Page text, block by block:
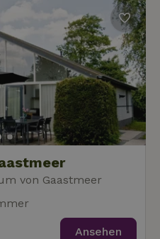
von Gaastmeer
Ansehen